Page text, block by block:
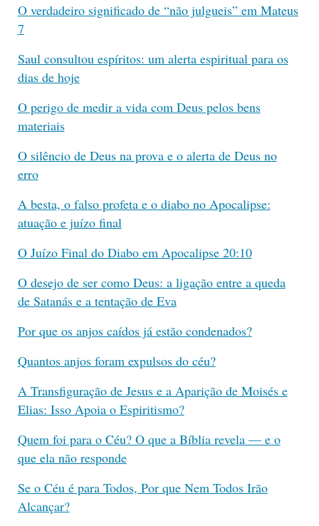
O verdadeiro significado de “não julgueis” em Mateus
7
Saul consultou espíritos: um alerta espiritual para os
dias de hoje
O perigo de medir a vida com Deus pelos bens
materiais
O silêncio de Deus na prova e o alerta de Deus no
erro
A besta, o falso profeta e o diabo no Apocalipse:
atuação e juízo final
O Juízo Final do Diabo em Apocalipse 20:10
O desejo de ser como Deus: a ligação entre a queda
de Satanás e a tentação de Eva
Por que os anjos caídos já estão condenados?
Quantos anjos foram expulsos do céu?
A Transfiguração de Jesus e a Aparição de Moisés e
Elias: Isso Apoia o Espiritismo?
Quem foi para o Céu? O que a Bíblia revela — e o
que ela não responde
Se o Céu é para Todos, Por que Nem Todos Irão
Alcançar?